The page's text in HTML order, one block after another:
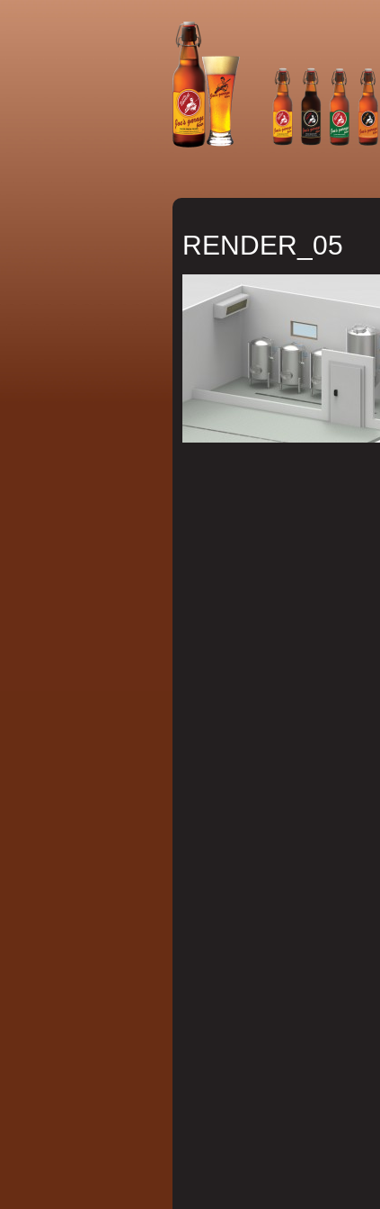
RENDER_05